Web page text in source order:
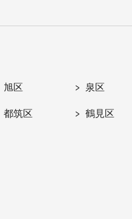
旭区 泉区
都筑区 鶴見区